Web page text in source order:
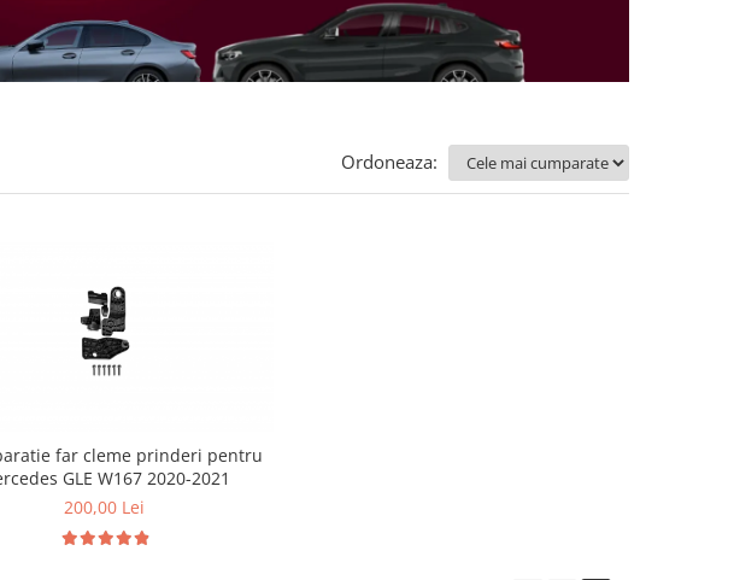
Ordoneaza:
far cleme prinderi pentru
GLE W167 2020-2021
200,00 Lei